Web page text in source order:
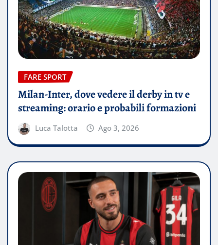
FARE SPORT
Milan-Inter, dove vedere il derby in tv e
streaming: orario e probabili formazioni
Luca Talotta Ago 3, 2026